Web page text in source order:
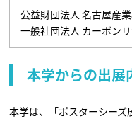
公益財団法人 名古屋産
一般社団法人 カーボン
本学からの出展
本学は、「ポスターシー